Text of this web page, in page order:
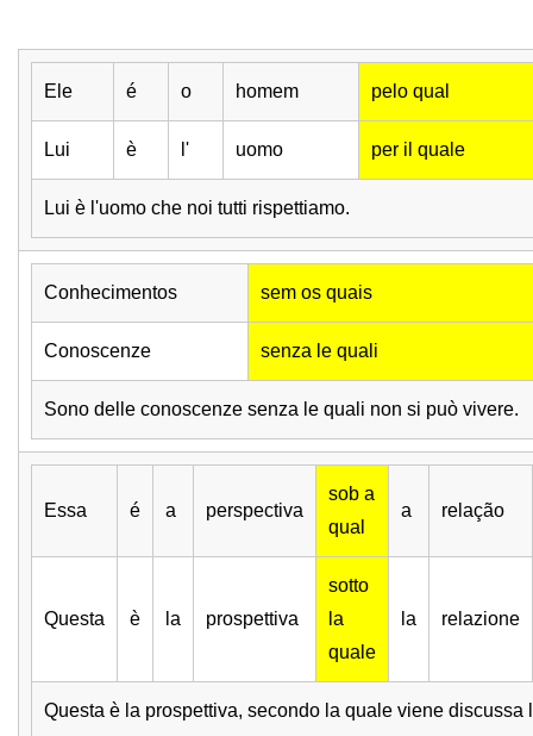
Ele é o homem pelo qual
Lui è l' uomo per il quale
Lui è l'uomo che noi tutti rispettiamo.
Conhecimentos sem os quais
Conoscenze senza le quali
Sono delle conoscenze senza le quali non si può vivere.
Essa é a perspectiva
sob a
qual
a relação
Questa è la prospettiva
sotto
la
quale
la relazione
Questa è la prospettiva, secondo la quale viene